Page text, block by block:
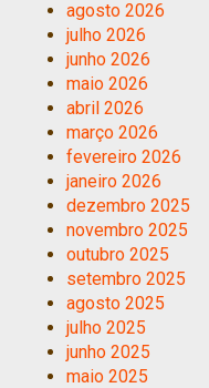
agosto 2026
julho 2026
junho 2026
maio 2026
abril 2026
março 2026
fevereiro 2026
janeiro 2026
dezembro 2025
novembro 2025
outubro 2025
setembro 2025
agosto 2025
julho 2025
junho 2025
maio 2025